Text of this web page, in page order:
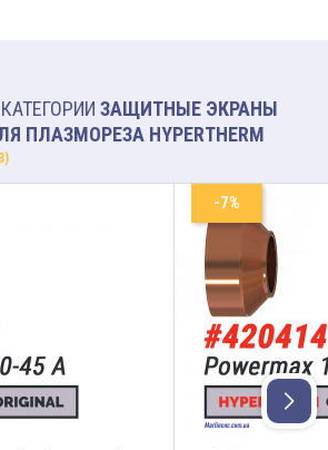
ЗАЩИТНЫЕ ЭКРАНЫ
ПЛАЗМОРЕЗА HYPERTHERM
-7%